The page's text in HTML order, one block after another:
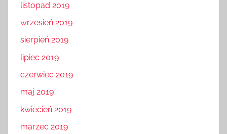
listopad 2019
wrzesień 2019
sierpień 2019
lipiec 2019
czerwiec 2019
maj 2019
kwiecień 2019
marzec 2019